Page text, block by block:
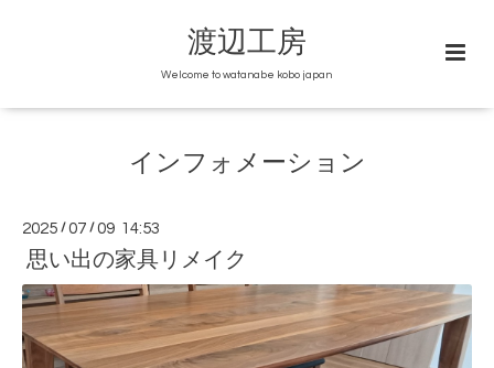
渡辺工房
Welcome to watanabe kobo japan
インフォメーション
2025 /07 /09 14:53
思い出の家具リメイク